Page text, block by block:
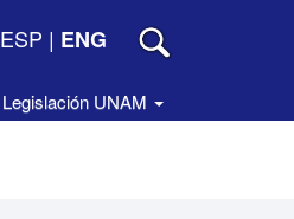
ESP | ENG
Legislación UNAM